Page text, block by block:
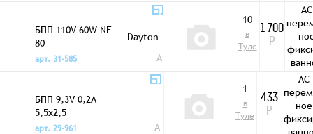
БПП 110V 60W NF-
80
Dayton
арт. 31-585
A
10
в
Туле
1 700
Р
AC
БПП 9,3V 0,2A
5,5x2,5
арт. 29-961
A
1
в
Туле
433
Р
AC
ное